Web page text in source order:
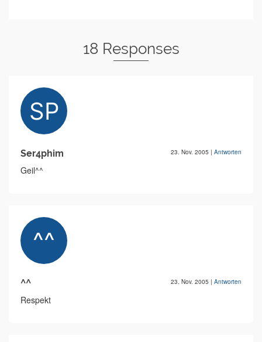
18 Responses
Ser4phim 23. Nov. 2005 | Antworten
Geil^^
^^ 23. Nov. 2005 | Antworten
Respekt